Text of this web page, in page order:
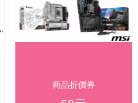
商品折價券